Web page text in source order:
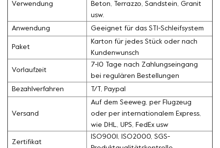
Verwendung
Beton, Terrazzo, Sandstein, Granit
usw.
Anwendung Geeignet für das STI-Schleifsystem
Paket
Karton für jedes Stück oder nach
Kundenwunsch
Vorlaufzeit
7-10 Tage nach Zahlungseingang
bei regulären Bestellungen
Bezahlverfahren T/T, Paypal
Versand
Auf dem Seeweg, per Flugzeug
oder per internationalem Express,
wie DHL, UPS, FedEx usw
Zertifikat
ISO9001, ISO2000, SGS-